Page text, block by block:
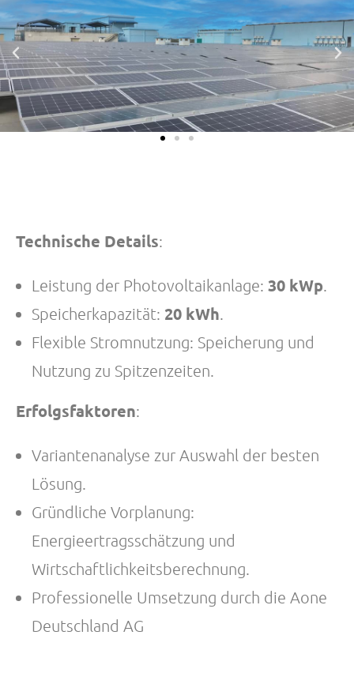
Technische Details:
Leistung der Photovoltaikanlage: 30 kWp.
Speicherkapazität: 20 kWh.
Flexible Stromnutzung: Speicherung und
Nutzung zu Spitzenzeiten.
Erfolgsfaktoren:
Variantenanalyse zur Auswahl der besten
Lösung.
Gründliche Vorplanung:
Energieertragsschätzung und
Wirtschaftlichkeitsberechnung.
Professionelle Umsetzung durch die Aone
Deutschland AG